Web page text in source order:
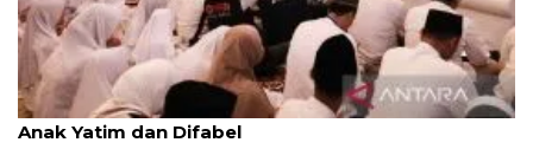
Menag jadikan setiap 10 Muharam sebagai Lebaran
Anak Yatim dan Difabel